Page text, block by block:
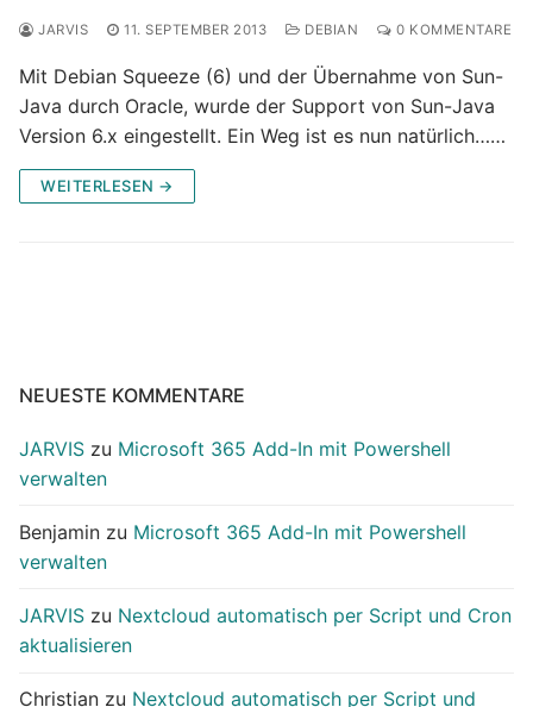
JARVIS 11. SEPTEMBER 2013 DEBIAN 0 KOMMENTARE
Mit Debian Squeeze (6) und der Übernahme von Sun-
Java durch Oracle, wurde der Support von Sun-Java
Version 6.x eingestellt. Ein Weg ist es nun natürlich……
WEITERLESEN →
NEUESTE KOMMENTARE
JARVIS zu Microsoft 365 Add-In mit Powershell
verwalten
Benjamin zu Microsoft 365 Add-In mit Powershell
verwalten
JARVIS zu Nextcloud automatisch per Script und Cron
aktualisieren
Christian zu Nextcloud automatisch per Script und